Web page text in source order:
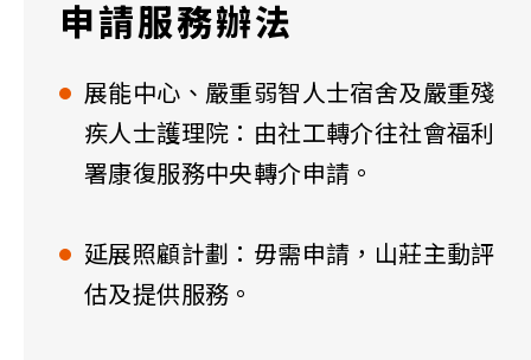
申請服務辦法
展能中心、嚴重弱智人士宿舍及嚴重殘
疾人士護理院：由社工轉介往社會福利
署康復服務中央轉介申請。
延展照顧計劃：毋需申請，山莊主動評
估及提供服務。